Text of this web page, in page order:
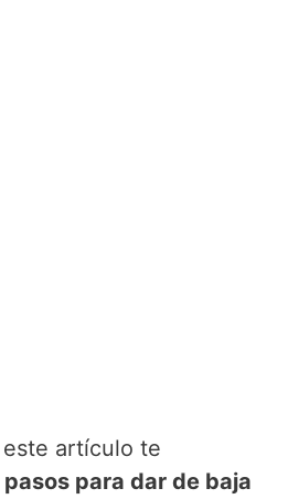
este artículo te
pasos para dar de baja